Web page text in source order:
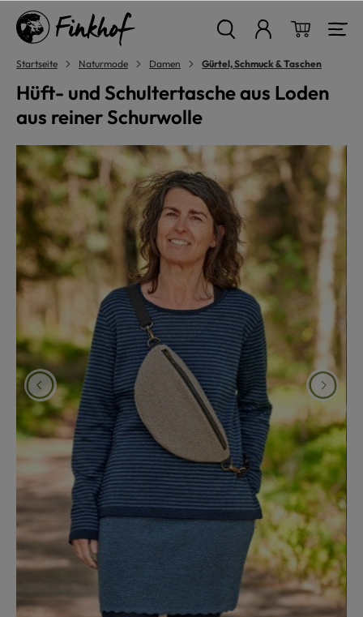
springen
Startseite Naturmode Damen Gürtel, Schmuck & Taschen
Hüft- und Schultertasche aus Loden
aus reiner Schurwolle
Bildergalerie überspringen